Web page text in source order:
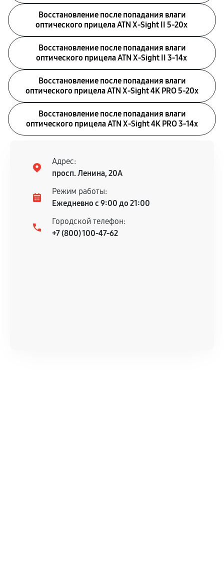
Восстановление после попадания влаги
оптического прицела ATN X-Sight II 5-20x
Восстановление после попадания влаги
оптического прицела ATN X-Sight II 3-14x
Восстановление после попадания влаги
оптического прицела ATN X-Sight 4K PRO 5-20x
Восстановление после попадания влаги
оптического прицела ATN X-Sight 4K PRO 3-14x
Адрес:
просп. Ленина, 20А
Режим работы:
Ежедневно с 9:00 до 21:00
Городской телефон:
+7 (800) 100-47-62